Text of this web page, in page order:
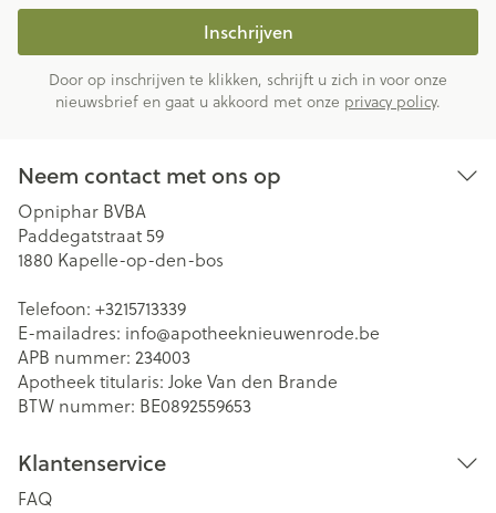
Inschrijven
Door op inschrijven te klikken, schrijft u zich in voor onze
nieuwsbrief en gaat u akkoord met onze privacy policy.
Neem contact met ons op
Opniphar BVBA
Paddegatstraat 59
1880 Kapelle-op-den-bos
Telefoon: +3215713339
E-mailadres: info@apotheeknieuwenrode.be
APB nummer: 234003
Apotheek titularis: Joke Van den Brande
BTW nummer: BE0892559653
Klantenservice
FAQ